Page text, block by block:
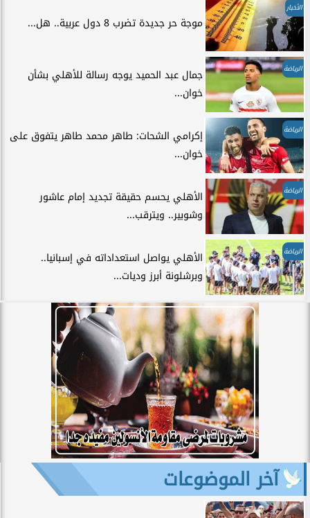
الأخبار
موجة حر جديدة تضرب 8 دول عربية.. هل...
الرياضة
جمال عبد الحميد يوجه رسالة للأهلي بشأن
خوان...
الرياضة
إكرامي الشحات: طاهر محمد طاهر يتفوق على
خوان...
الرياضة
الأهلي يحسم حقيقة تجديد إمام عاشور
وشوبير.. ويترقب...
الرياضة
الأهلي يواصل استعداداته في إسبانيا..
وبرشلونة أبرز وديات...
آخر الموضوعات